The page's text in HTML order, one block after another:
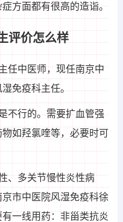
方面都有很高的造诣。
评价怎么样
任中医师，现任南京中
免疫科主任。
不行的。需要扩血管强
如羟氯喹等，必要时可
、多关节慢性炎性病
市中医院风湿免疫科徐
一线用药：非甾类抗炎